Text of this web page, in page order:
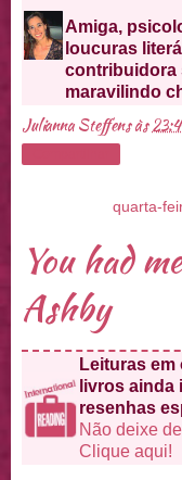
Amiga,
loucuras
contribuidora
maravilindo
Julianna Steffensàs
quarta-
You had
Ashby
Leituras
livros
resenhas
Não deixe
Clique aqui!